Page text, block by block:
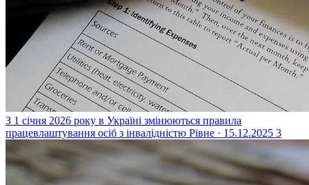
З 1 січня 2026 року в Україні змінюються правила
працевлаштування осіб з інвалідністю Рівне · 15.12.2025 3